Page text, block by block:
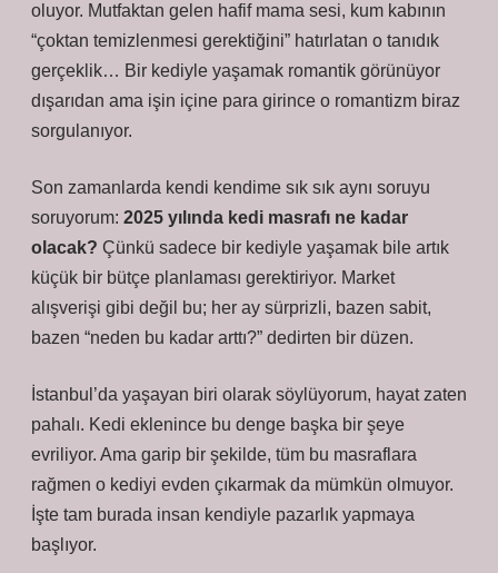
oluyor. Mutfaktan gelen hafif mama sesi, kum kabının
“çoktan temizlenmesi gerektiğini” hatırlatan o tanıdık
gerçeklik… Bir kediyle yaşamak romantik görünüyor
dışarıdan ama işin içine para girince o romantizm biraz
sorgulanıyor.
Son zamanlarda kendi kendime sık sık aynı soruyu
soruyorum: 2025 yılında kedi masrafı ne kadar
olacak? Çünkü sadece bir kediyle yaşamak bile artık
küçük bir bütçe planlaması gerektiriyor. Market
alışverişi gibi değil bu; her ay sürprizli, bazen sabit,
bazen “neden bu kadar arttı?” dedirten bir düzen.
İstanbul’da yaşayan biri olarak söylüyorum, hayat zaten
pahalı. Kedi eklenince bu denge başka bir şeye
evriliyor. Ama garip bir şekilde, tüm bu masraflara
rağmen o kediyi evden çıkarmak da mümkün olmuyor.
İşte tam burada insan kendiyle pazarlık yapmaya
başlıyor.